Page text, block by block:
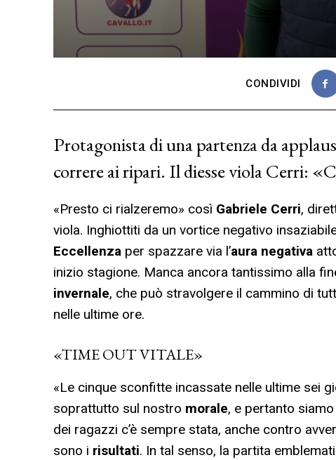
CONDIVIDI
Protagonista di una partenza da
correre ai ripari. Il diesse viola Cerri:
«Presto ci rialzeremo» così Gabriele Cerri,
viola. Inghiottiti da un vortice negativo
Eccellenza per spazzare via l’aura negativa
inizio stagione. Manca ancora tantissimo alla
invernale, che può stravolgere il cammino di
nelle ultime ore.
«TIME OUT VITALE»
«Le cinque sconfitte incassate nelle ultime sei
soprattutto sul nostro morale, e pertanto
dei ragazzi c’è sempre stata, anche contro
sono i risultati. In tal senso, la partita